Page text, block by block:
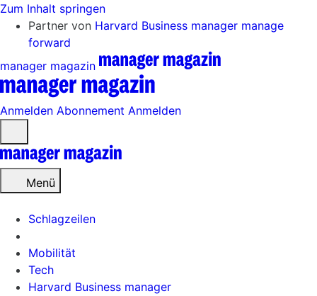
Zum Inhalt springen
Partner von Harvard Business manager manage
forward
manager magazin
Anmelden Abonnement Anmelden
öffnen
Menü
Schlagzeilen
Mobilität
Tech
Harvard Business manager